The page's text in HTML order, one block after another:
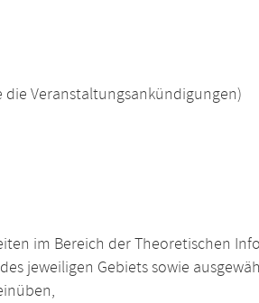
die Veranstaltungsankündigungen)
im Bereich der Theoretischen
jeweiligen Gebiets sowie